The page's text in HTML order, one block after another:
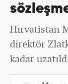
Hırvatistan
direktör
kadar